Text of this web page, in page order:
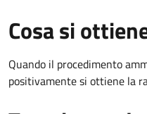
Cosa si
Quando il procedimento
positivamente si ottiene la